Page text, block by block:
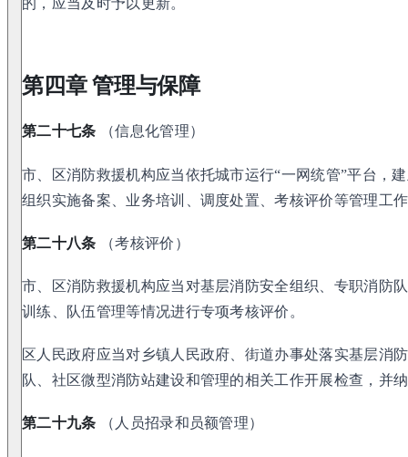
第四章 管理与保障
第二十七条 （信息化管理）
市、区消防救援机构应当依托城市运行“一网统管”平台，
组织实施备案、业务培训、调度处置、考核评价等管理工
第二十八条 （考核评价）
市、区消防救援机构应当对基层消防安全组织、专职消防
训练、队伍管理等情况进行专项考核评价。
区人民政府应当对乡镇人民政府、街道办事处落实基层消
队、社区微型消防站建设和管理的相关工作开展检查，并
第二十九条 （人员招录和员额管理）